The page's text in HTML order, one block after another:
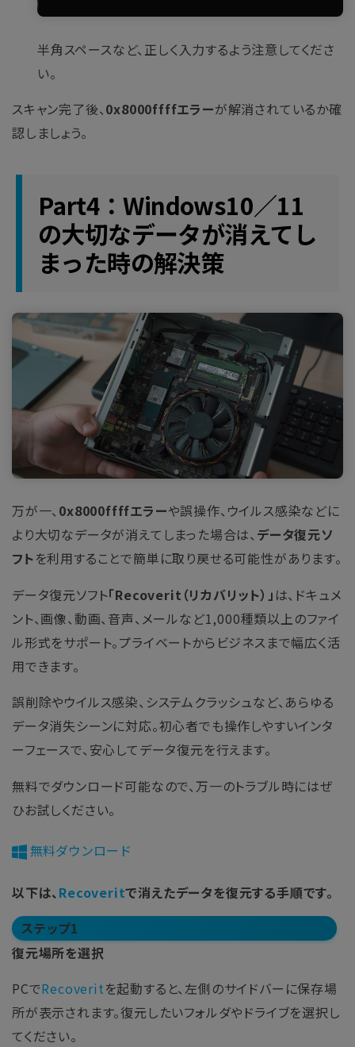
半角スペースなど、正しく入力するよう注意してくださ
い。
スキャン完了後、0x8000ffffエラーが解消されているか確
認しましょう。
Part4：Windows10／11
の大切なデータが消えてし
まった時の解決策
万が一、 0x8000ffffエラーや誤操作、ウイルス感染などに
より大切なデータが消えてしまった場合は、 データ復元ソ
フトを利用することで簡単に取り戻せる可能性があります。
データ復元ソフト「Recoverit（リカバリット）」 は、ドキュメ
ント、画像、動画、音声、メールなど1,000種類以上のファイ
ル形式をサポート。プライベートからビジネスまで幅広く活
用できます。
誤削除やウイルス感染、システムクラッシュなど、あらゆる
データ消失シーンに対応。初心者でも操作しやすいインタ
ーフェースで、安心してデータ復元を行えます。
無料でダウンロード可能なので、万一のトラブル時にはぜ
ひお試しください。
無料ダウンロード
以下は、 Recoveritで消えたデータを復元する手順です。
ステップ1
復元場所を選択
PCでRecoveritを起動すると、左側のサイドバーに保存場
所が表示されます。復元したいフォルダやドライブを選択し
てください。